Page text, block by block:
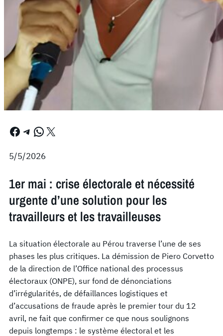
Facebook Telegram WhatsApp X
5/5/2026
1er mai : crise électorale et nécessité
urgente d’une solution pour les
travailleurs et les travailleuses
La situation électorale au Pérou traverse l’une de ses
phases les plus critiques. La démission de Piero Corvetto
de la direction de l’Office national des processus
électoraux (ONPE), sur fond de dénonciations
d’irrégularités, de défaillances logistiques et
d’accusations de fraude après le premier tour du 12
avril, ne fait que confirmer ce que nous soulignons
depuis longtemps : le système électoral et les